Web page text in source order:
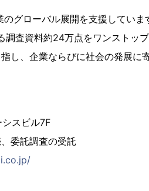
グローバル展開を支援していま
査資料約24万点をワンストッ
し、企業ならびに社会の発展に
スビル7F
委託調査の受託